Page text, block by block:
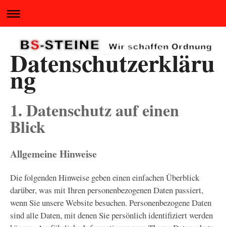
Datenschutzerkläru
ng
1. Datenschutz auf einen
Blick
Allgemeine Hinweise
Die folgenden Hinweise geben einen einfachen Überblick
darüber, was mit Ihren personenbezogenen Daten passiert,
wenn Sie unsere Website besuchen. Personenbezogene Daten
sind alle Daten, mit denen Sie persönlich identifiziert werden